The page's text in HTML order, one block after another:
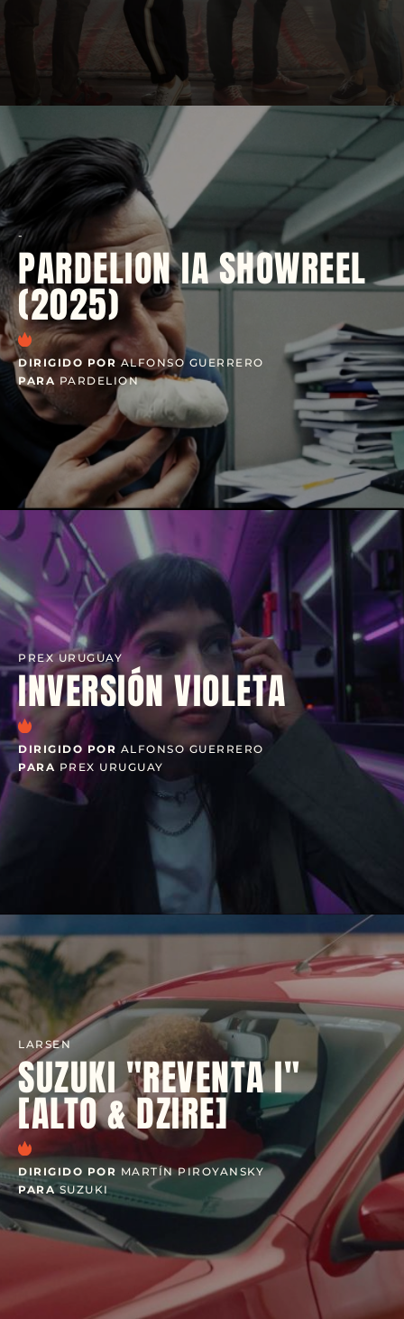
-
PARDELION IA SHOWREEL
(2025)
DIRIGIDO PORALFONSO GUERRERO
PARA PARDELION
PREX URUGUAY
INVERSIÓN VIOLETA
DIRIGIDO POR ALFONSO GUERRERO
PARA PREX URUGUAY
LARSEN
SUZUKI "REVENTA I"
[ALTO & DZIRE]
DIRIGIDO POR MARTÍN PIROYANSKY
PARASUZUKI